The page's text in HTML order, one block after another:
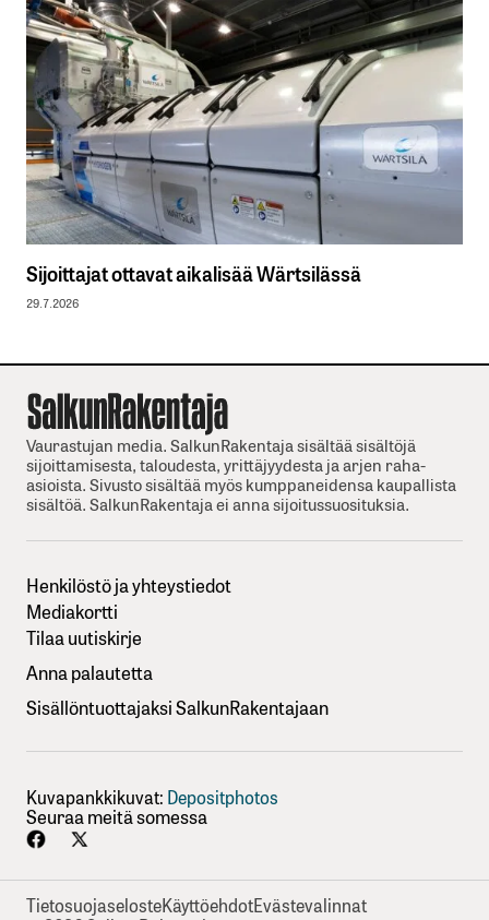
Sijoittajat ottavat aikalisää Wärtsilässä
29.7.2026
Vaurastujan media. SalkunRakentaja sisältää sisältöjä
sijoittamisesta, taloudesta, yrittäjyydesta ja arjen raha-
asioista. Sivusto sisältää myös kumppaneidensa kaupallista
sisältöä. SalkunRakentaja ei anna sijoitussuosituksia.
Henkilöstö ja yhteystiedot
Mediakortti
Tilaa uutiskirje
Anna palautetta
Sisällöntuottajaksi SalkunRakentajaan
Kuvapankkikuvat: Depositphotos
Seuraa meitä somessa
TietosuojaselosteKäyttöehdotEvästevalinnat